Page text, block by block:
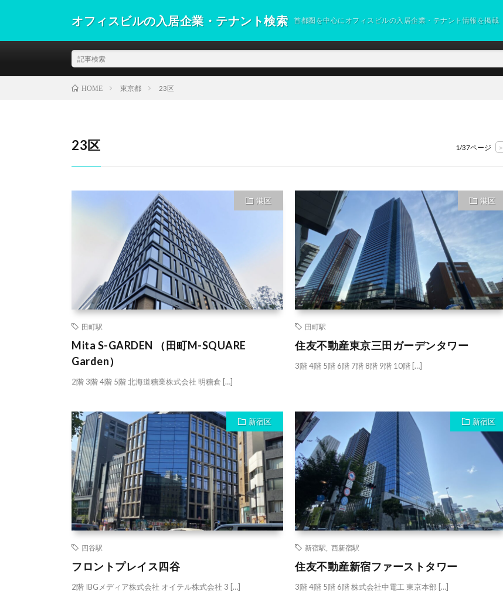
オフィスビルの入居企業・テナント検索 首都圏を中心にオフィスビルの入居企業・テナント情報を掲載
HOME 東京都 23区
23区 1/37ページ >
港区
田町駅
Mita S-GARDEN （田町M-SQUARE
Garden）
2階 3階 4階 5階 北海道糖業株式会社 明糖倉 […]
港区
田町駅
住友不動産東京三田ガーデンタワー
3階 4階 5階 6階 7階 8階 9階 10階 […]
新宿区
四谷駅
フロントプレイス四谷
2階 IBGメディア株式会社 オイテル株式会社 3 […]
新宿区
新宿駅 ,西新宿駅
住友不動産新宿ファーストタワー
3階 4階 5階 6階 株式会社中電工 東京本部 […]